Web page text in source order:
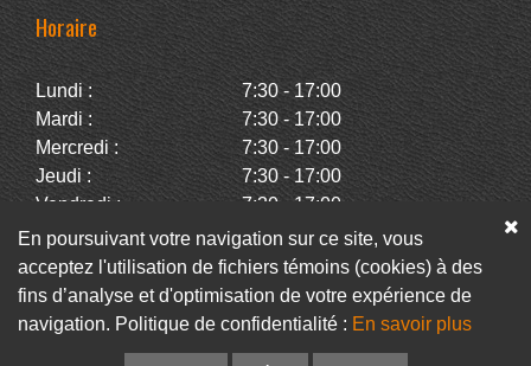
Horaire
Lundi :
7:30 - 17:00
Mardi :
7:30 - 17:00
Mercredi :
7:30 - 17:00
Jeudi :
7:30 - 17:00
Vendredi :
7:30 - 17:00
Samedi :
Fermé
Dimanche :
Fermé
Facebook Infolettre
En poursuivant votre navigation sur ce site, vous
acceptez l'utilisation de fichiers témoins (cookies) à des
fins d’analyse et d'optimisation de votre expérience de
navigation. Politique de confidentialité : En savoir plus